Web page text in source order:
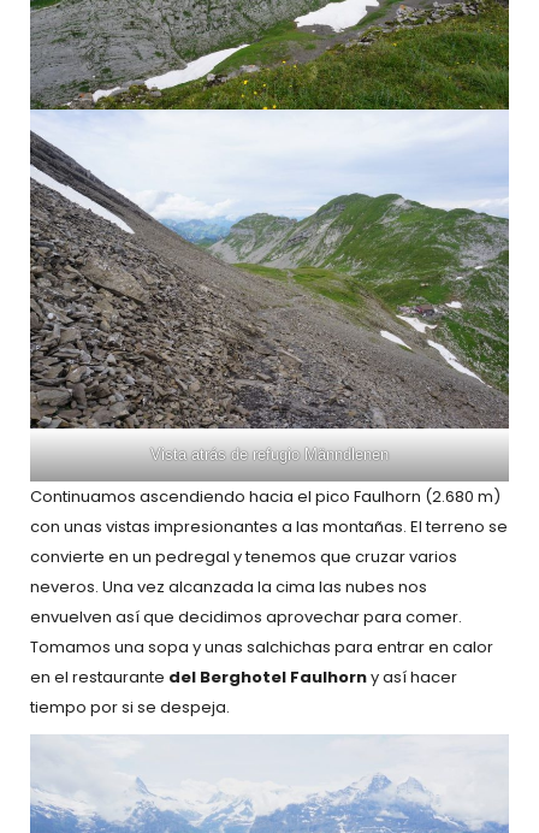
Vista atrás de refugio Männdlenen
Continuamos ascendiendo hacia el pico Faulhorn (2.680 m)
con unas vistas impresionantes a las montañas. El terreno se
convierte en un pedregal y tenemos que cruzar varios
neveros. Una vez alcanzada la cima las nubes nos
envuelven así que decidimos aprovechar para comer.
Tomamos una sopa y unas salchichas para entrar en calor
en el restaurante del Berghotel Faulhorny así hacer
tiempo por si se despeja.